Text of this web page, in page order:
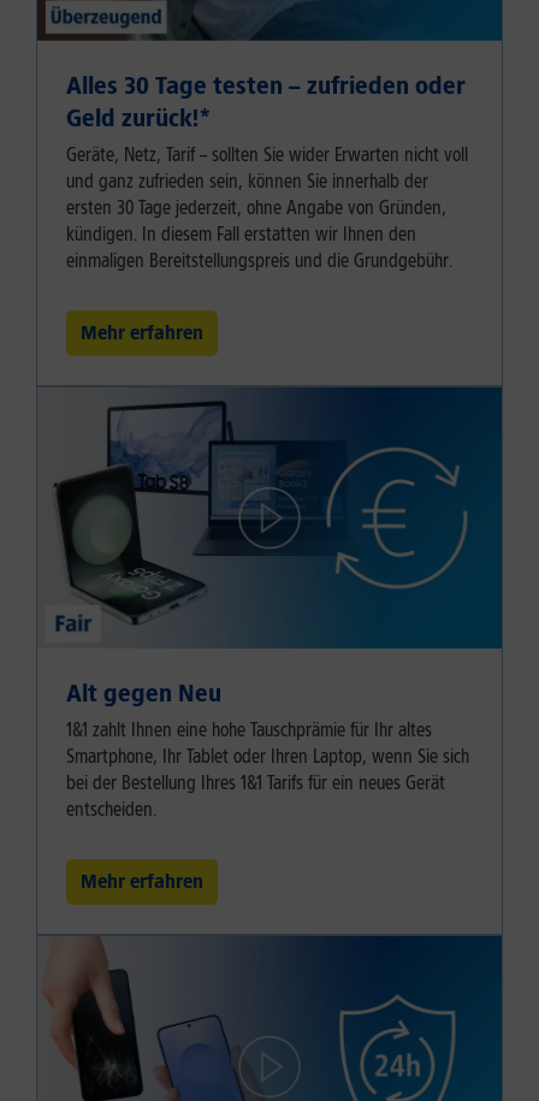
Alles 30 Tage testen – zufrieden oder
Geld zurück!⁠*
Geräte, Netz, Tarif – sollten Sie wider Erwarten nicht voll
und ganz zufrieden sein, können Sie innerhalb der
ersten 30 Tage jederzeit, ohne Angabe von Gründen,
kündigen. In diesem Fall erstatten wir Ihnen den
einmaligen Bereitstellungspreis und die Grundgebühr.
Mehr erfahren
Alt gegen Neu
1&1 zahlt Ihnen eine hohe Tauschprämie für Ihr altes
Smartphone, Ihr Tablet oder Ihren Laptop, wenn Sie sich
bei der Bestellung Ihres 1&1 Tarifs für ein neues Gerät
entscheiden.
Mehr erfahren